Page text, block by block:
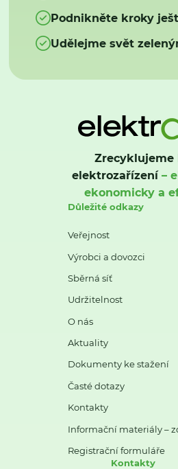
Podnikněte kroky
Udělejme svět
Zrecyklujeme
elektrozařízení–
ekonomicky a
Důležité odkazy
Veřejnost
Výrobci a dovozci
Sběrná síť
Udržitelnost
O nás
Aktuality
Dokumenty ke stažení
Časté dotazy
Kontakty
Informační materiály –
Registrační formuláře
Kontakty